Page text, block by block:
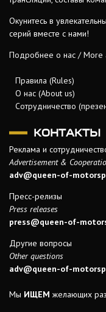
Окунитесь в
серий вместе с нами!
Подробнее о нас / More
Правила (Rules)
О нас (About us)
Сотрудничество
КОНТАКТЫ
Реклама и
Advertisement &
adv@queen-of-
Пресс-релизы
Press releases
press@queen-of-
Другие вопросы
Other questions
adv@queen-of-
Мы ИЩЕМ желающих